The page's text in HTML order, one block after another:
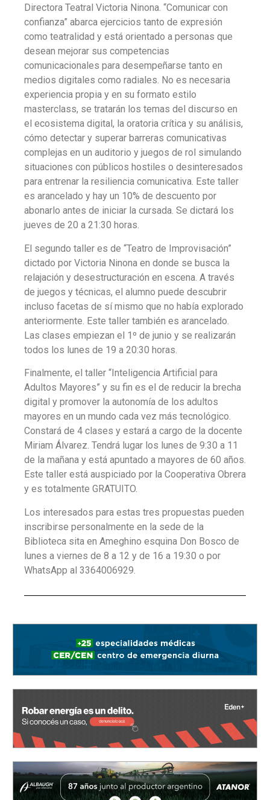
Directora Teatral Victoria Ninona. “Comunicar con
confianza” abarca ejercicios tanto de expresión
como teatralidad y está orientado a personas que
desean mejorar sus competencias
comunicacionales para desempeñarse tanto en
medios digitales como radiales. No es necesaria
experiencia propia y en su formato estilo
masterclass, se tratarán los temas del discurso en
el ecosistema digital, la oratoria crítica y su análisis,
cómo detectar y superar barreras comunicativas
complejas en un auditorio y juegos de rol simulando
situaciones con públicos hostiles o desinteresados
para entrenar la resiliencia comunicativa. Este taller
es arancelado y hay un 10% de descuento por
abonarlo antes de iniciar la cursada. Se dictará los
jueves de 20 a 21:30 horas.
El segundo taller es de “Teatro de Improvisación”
dictado por Victoria Ninona en donde se busca la
relajación y desestructuración en escena. A través
de juegos y técnicas, el alumno puede descubrir
incluso facetas de sí mismo que no había explorado
anteriormente. Este taller también es arancelado.
Las clases empiezan el 1º de junio y se realizarán
todos los lunes de 19 a 20:30 horas.
Finalmente, el taller “Inteligencia Artificial para
Adultos Mayores” y su fin es el de reducir la brecha
digital y promover la autonomía de los adultos
mayores en un mundo cada vez más tecnológico.
Constará de 4 clases y estará a cargo de la docente
Miriam Álvarez. Tendrá lugar los lunes de 9:30 a 11
de la mañana y está apuntado a mayores de 60 años.
Este taller está auspiciado por la Cooperativa Obrera
y es totalmente GRATUITO.
Los interesados para estas tres propuestas pueden
inscribirse personalmente en la sede de la
Biblioteca sita en Ameghino esquina Don Bosco de
lunes a viernes de 8 a 12 y de 16 a 19:30 o por
WhatsApp al 3364006929.